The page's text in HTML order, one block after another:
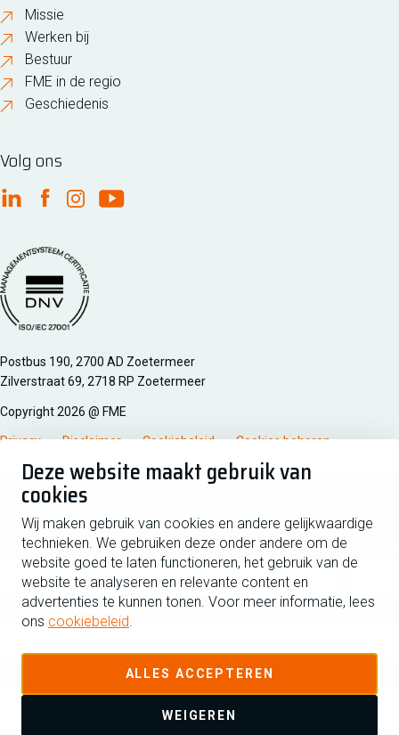
Deze website maakt gebruik van
cookies
Wij maken gebruik van cookies en andere gelijkwaardige
technieken. We gebruiken deze onder andere om de
website goed te laten functioneren, het gebruik van de
website te analyseren en relevante content en
advertenties te kunnen tonen. Voor meer informatie, lees
ons cookiebeleid.
ALLES ACCEPTEREN
WEIGEREN
Missie
Werken bij
Bestuur
FME in de regio
Geschiedenis
Volg ons
FME Linkedin
FME Facebook
FME Instagram
FME Youtube
Managementsyteem certificatie DNV iso/iec 27001
Postbus 190, 2700 AD Zoetermeer
Zilverstraat 69, 2718 RP Zoetermeer
Copyright 2026 @ FME
Privacy Disclaimer Cookiebeleid Cookies beheren
Schrijf je in voor de nieuwsbrief
Voornaam
Achternaam